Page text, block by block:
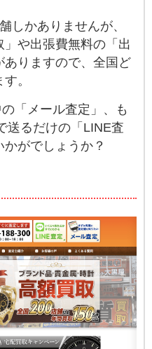
しかありませんが、
や出張費無料の「出
りますので、全国ど
。
「メール査定」、も
送るだけの「LINE査
がでしょうか？